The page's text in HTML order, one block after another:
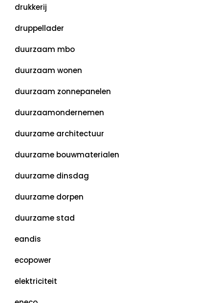
drukkerij
druppellader
duurzaam mbo
duurzaam wonen
duurzaam zonnepanelen
duurzaamondernemen
duurzame architectuur
duurzame bouwmaterialen
duurzame dinsdag
duurzame dorpen
duurzame stad
eandis
ecopower
elektriciteit